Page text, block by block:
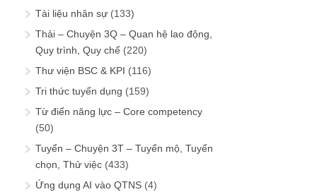
Tài liệu nhân sự (133)
Thải – Chuyện 3Q – Quan hệ lao động,
Quy trình, Quy chế (220)
Thư viện BSC & KPI (116)
Tri thức tuyển dụng (159)
Từ điển năng lực – Core competency
(50)
Tuyển – Chuyện 3T – Tuyển mộ, Tuyển
chọn, Thử việc (433)
Ứng dụng AI vào QTNS (4)